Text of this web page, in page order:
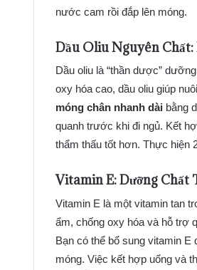
nước cam rồi đắp lên móng.
Dầu Oliu Nguyên Chất:
Dầu oliu là “thần dược”
oxy hóa cao, dầu oliu giúp
móng chân nhanh dài bằng
quanh trước khi đi ngủ. Kết
thẩm thấu tốt hơn. Thực hiện
Vitamin E: Dưỡng Chất
Vitamin E là một vitamin tan
ẩm, chống oxy hóa và hỗ trợ
Bạn có thể bổ sung vitamin
móng. Việc kết hợp uống và